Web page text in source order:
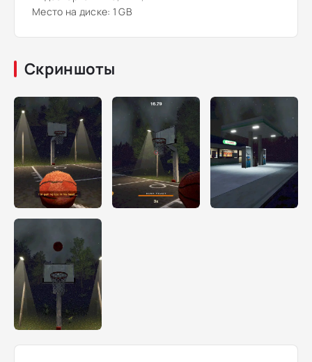
Место на диске: 1 GB
Скриншоты